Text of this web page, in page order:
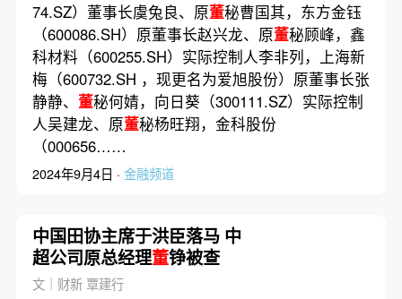
74.SZ）董事长虞兔良、原董秘曹国其，东方金钰
（600086.SH）原董事长赵兴龙、原董秘顾峰，鑫
科材料（600255.SH）实际控制人李非列，上海新
梅（600732.SH ，现更名为爱旭股份）原董事长张
静静、 董秘何婧，向日葵（300111.SZ）实际控制
人吴建龙、原董秘杨旺翔，金科股份
（000656……
2024年9月4日 · 金融频道
中国田协主席于洪臣落马 中
超公司原总经理董铮被查
文｜财新 覃建行